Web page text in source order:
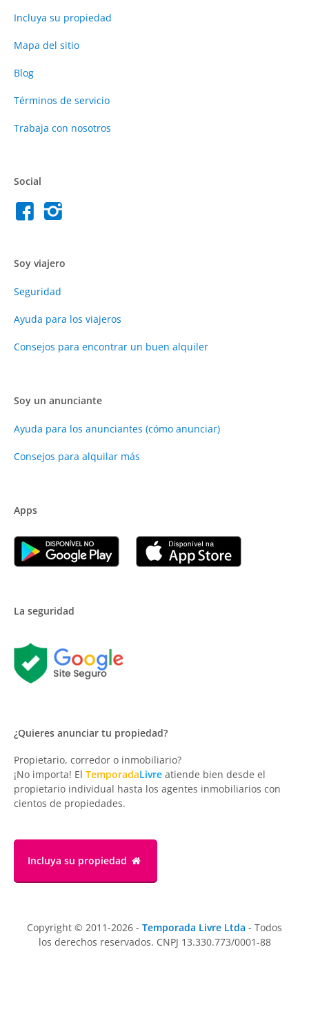
Incluya su propiedad
Mapa del sitio
Blog
Términos de servicio
Trabaja con nosotros
Social
Soy viajero
Seguridad
Ayuda para los viajeros
Consejos para encontrar un buen alquiler
Soy un anunciante
Ayuda para los anunciantes (cómo anunciar)
Consejos para alquilar más
Apps
La seguridad
¿Quieres anunciar tu propiedad?
Propietario, corredor o inmobiliario?
¡No importa! El TemporadaLivre atiende bien desde el
propietario individual hasta los agentes inmobiliarios con
cientos de propiedades.
Incluya su propiedad
Copyright © 2011-2026 - Temporada Livre Ltda - Todos
los derechos reservados. CNPJ 13.330.773/0001-88